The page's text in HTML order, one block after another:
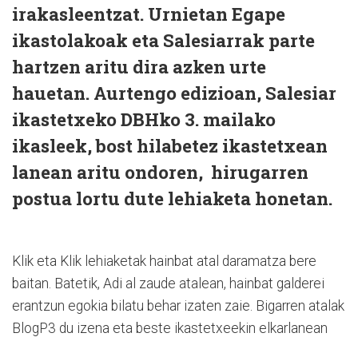
irakasleentzat. Urnietan Egape
ikastolakoak eta Salesiarrak parte
hartzen aritu dira azken urte
hauetan. Aurtengo edizioan, Salesiar
ikastetxeko DBHko 3. mailako
ikasleek, bost hilabetez ikastetxean
lanean aritu ondoren, hirugarren
postua lortu dute lehiaketa honetan.
Klik eta Klik lehiaketak hainbat atal daramatza bere
baitan. Batetik, Adi al zaude atalean, hainbat galderei
erantzun egokia bilatu behar izaten zaie. Bigarren atalak
BlogP3 du izena eta beste ikastetxeekin elkarlanean